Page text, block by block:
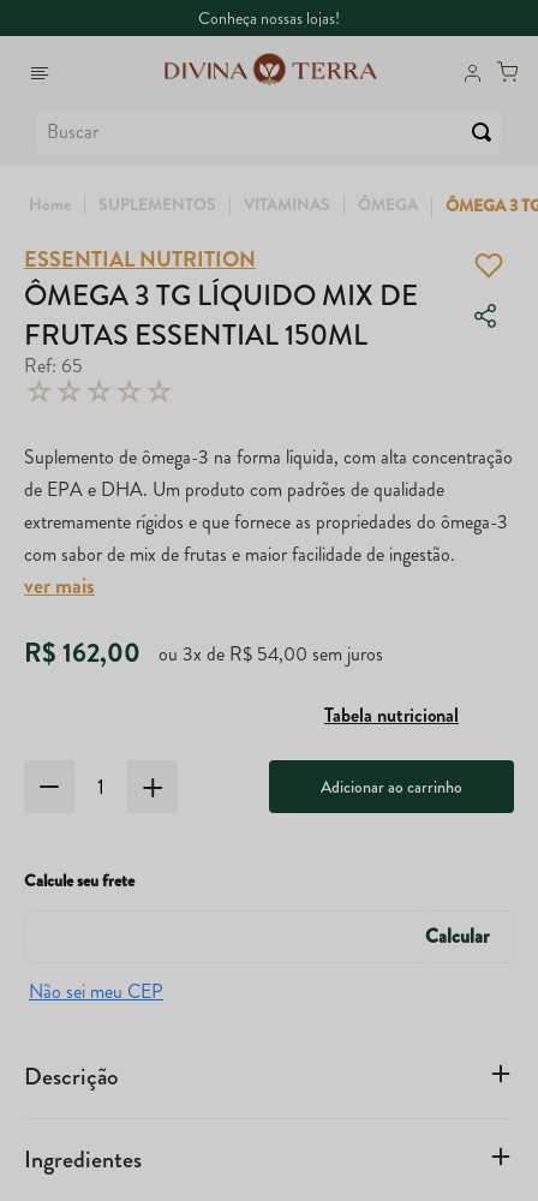
Conheça nossas lojas!
SUPLEMENTOS VITAMINAS ÔMEGA ÔMEGA 3
ESSENTIAL NUTRITION
ÔMEGA 3 TG LÍQUIDO MIX DE
FRUTAS ESSENTIAL 150ML
Ref: 65
☆☆☆☆☆
Suplemento de ômega-3 na forma líquida, com alta concentração
de EPA e DHA. Um produto com padrões de qualidade
extremamente rígidos e que fornece as propriedades do ômega-3
com sabor de mix de frutas e maior facilidade de ingestão.
ver mais
R$162,00 ou 3x de R$ 54,00 sem juros
Tabela nutricional
Adicionar ao carrinho
Calcule seu frete
Descrição
Ingredientes
º Whey
2º Creatina
3 Ômega
º
5º Magnésio
6 Colágeno
7 Maca Peruana
9º
10º True